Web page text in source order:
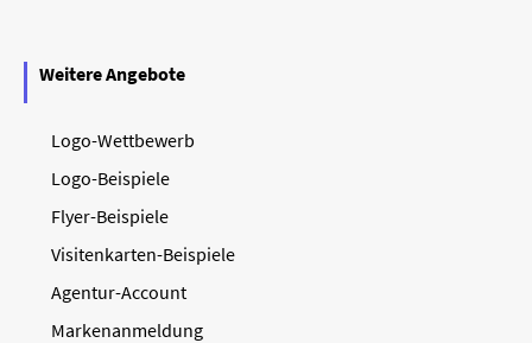
Weitere Angebote
Logo-Wettbewerb
Logo-Beispiele
Flyer-Beispiele
Visitenkarten-Beispiele
Agentur-Account
Markenanmeldung